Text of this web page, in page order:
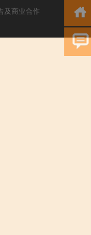
及商业合作